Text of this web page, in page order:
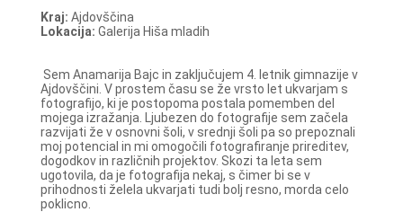
Kraj: Ajdovščina
Lokacija: Galerija Hiša mladih
Sem Anamarija Bajc in zaključujem 4. letnik gimnazije v
Ajdovščini. V prostem času se že vrsto let ukvarjam s
fotografijo, ki je postopoma postala pomemben del
mojega izražanja. Ljubezen do fotografije sem začela
razvijati že v osnovni šoli, v srednji šoli pa so prepoznali
moj potencial in mi omogočili fotografiranje prireditev,
dogodkov in različnih projektov. Skozi ta leta sem
ugotovila, da je fotografija nekaj, s čimer bi se v
prihodnosti želela ukvarjati tudi bolj resno, morda celo
poklicno.